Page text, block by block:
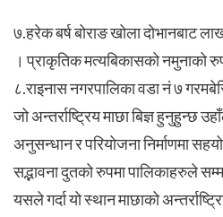
७.हरेक बर्ष बोराङ खोला दोभानबाट
। प्राकृतिक मत्यबिकासको नमुनाको
८.राइनास नगरपालिका वडा नं ७
जो अन्तर्राष्ट्रिय माछा बिज्ञ हुनुहुन्छ
अनुसन्धान र परियोजना निर्माणमा
सद्भावना दुतको रुपमा पालिकाहरुले
यसले गर्दा यो स्थान माछाको